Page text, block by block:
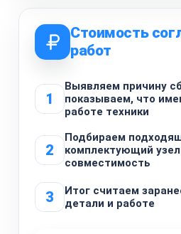
Стоимость
работ
1
Выявляем причину
показываем, что
работе техники
2
Подбираем
комплектующий
совместимость
3
Итог считаем
детали и работе